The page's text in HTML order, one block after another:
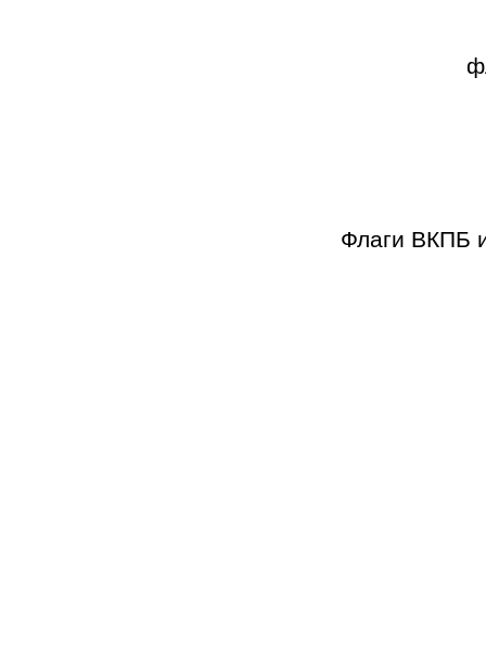
Флаги ВКПБ